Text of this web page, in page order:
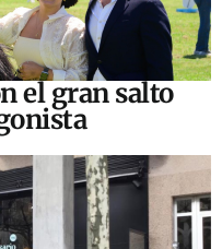
el gran salto